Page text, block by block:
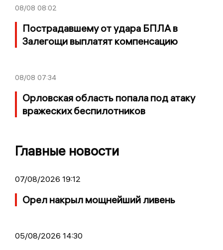
08/08 08:02
Пострадавшему от удара БПЛА в
Залегощи выплатят компенсацию
08/08 07:34
Орловская область попала под атаку
вражеских беспилотников
Главные новости
07/08/2026 19:12
Орел накрыл мощнейший ливень
05/08/2026 14:30